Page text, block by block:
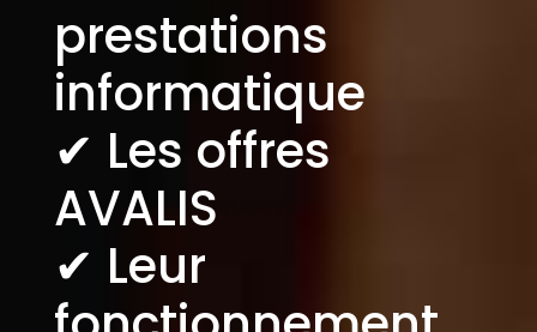
prestations
informatique
✔︎ Les offres
AVALIS
✔︎ Leur